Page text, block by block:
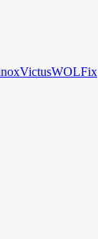
VictusWOLFix